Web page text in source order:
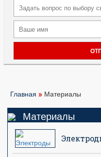
Главная Материалы
Материалы